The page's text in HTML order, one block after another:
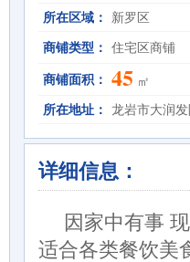
所在区域：
新罗区
商铺类型： 住宅区商铺
商铺面积： 45 ㎡
所在地址： 龙岩市大润
详细信息：
因家中有事
适合各类餐饮美